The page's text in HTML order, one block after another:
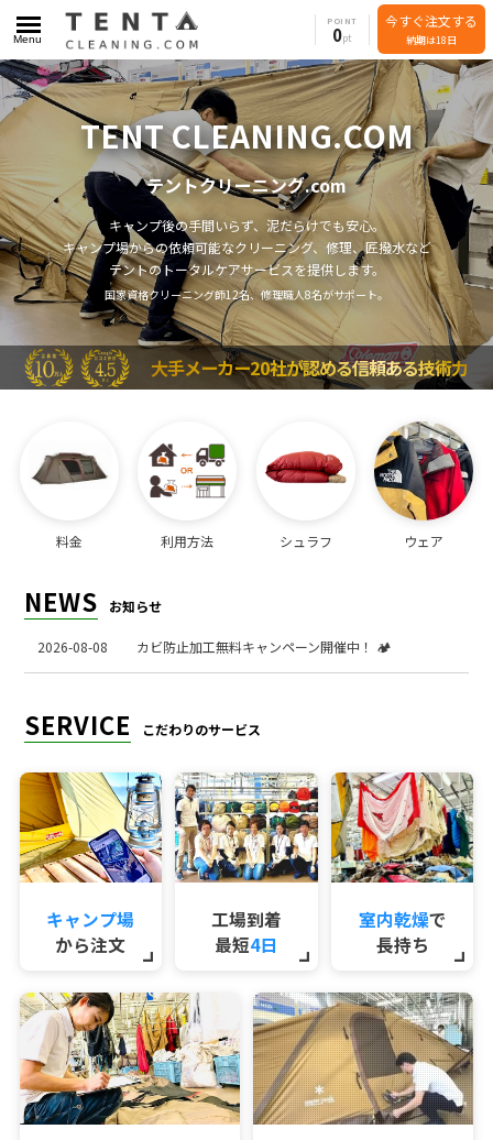
POINT
0
今すぐ注文する
納期は18日
Menu
TENT CLEANING.COM
テントクリーニング.com
キャンプ後の手間いらず、泥だらけでも安心。
キャンプ場からの依頼可能なクリーニング、修理、匠撥水など
テントのトータルケアサービスを提供します。
国家資格クリーニング師12名、修理職人8名がサポート。
大手メーカー20社が認める信頼ある技術力
料金 利用方法 シュラフ ウェア
NEWS お知らせ
2026-08-08 カビ防止加工無料キャンペーン開催中！ 🏕️
SERVICE こだわりのサービス
キャンプ場
から注文
工場到着
最短4日
室内乾燥で
長持ち